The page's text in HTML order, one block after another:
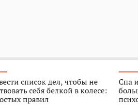
список дел, чтобы не
себя белкой в колесе:
правил
Спа